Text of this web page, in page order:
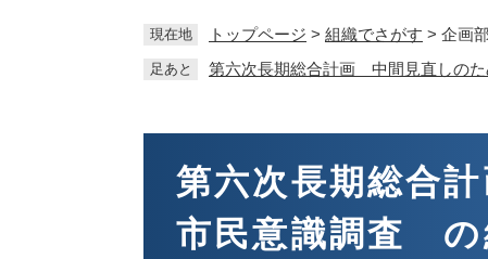
現在地 トップページ > 組織でさがす > 企画部
足あと 第六次長期総合計画 中間見直しの
第六次長期総合
市民意識調査 の